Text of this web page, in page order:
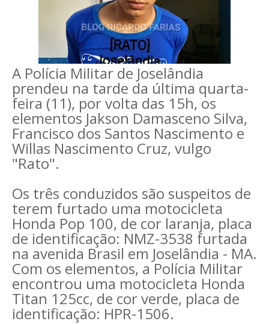
A Polícia Militar de Joselândia
prendeu na tarde da última quarta-
feira (11), por volta das 15h, os
elementos Jakson Damasceno Silva,
Francisco dos Santos Nascimento e
Willas Nascimento Cruz, vulgo
"Rato".
Os três conduzidos são suspeitos de
terem furtado uma motocicleta
Honda Pop 100, de cor laranja, placa
de identificação: NMZ-3538 furtada
na avenida Brasil em Joselândia - MA.
Com os elementos, a Polícia Militar
encontrou uma motocicleta Honda
Titan 125cc, de cor verde, placa de
identificação: HPR-1506.